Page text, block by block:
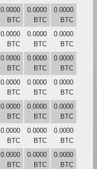
0.0000
BTC
0.0000
BTC
0.0000
BTC
0.0000
BTC
0.0000
BTC
0.0000
BTC
0.0000
BTC
0.0000
BTC
0.0000
BTC
0.0000
BTC
0.0000
BTC
0.0000
BTC
0.0000
BTC
0.0000
BTC
0.0000
BTC
0.0000
BTC
0.0000
BTC
0.0000
BTC
0.0000
BTC
0.0000
BTC
0.0000
BTC